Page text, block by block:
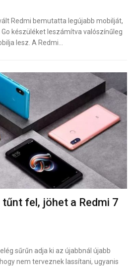
Redmi bemutatta legújabb mobilját,
készüléket leszámítva valószínűleg
lesz. A Redmi…
fel, jöhet a Redmi 7
sűrűn adja ki az újabbnál újabb
nem terveznek lassítani, ugyanis